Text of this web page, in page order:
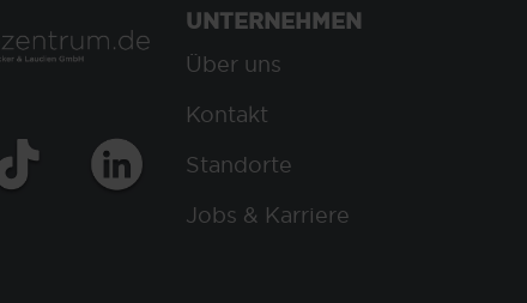
UNTERNEHMEN
Über uns
Kontakt
Standorte
Jobs & Karriere